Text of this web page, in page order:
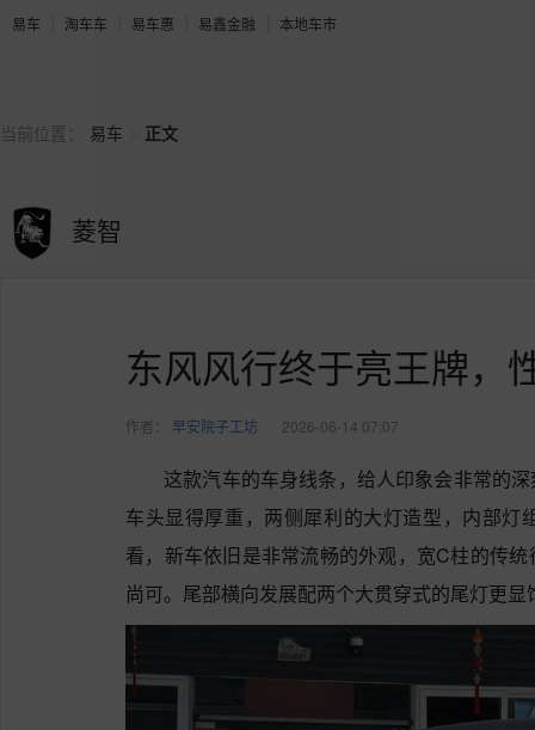
易车 淘车车 易车惠 易鑫金融 本地车市
当前位置： 易车 正文
菱智
东风风行终于亮王牌，
作者： 早安院子工坊 2026-06-14 07:07
这款汽车的车身线条，给人印象会非常的
车头显得厚重，两侧犀利的大灯造型，内部
看，新车依旧是非常流畅的外观，宽C柱的传
尚可。尾部横向发展配两个大贯穿式的尾灯更